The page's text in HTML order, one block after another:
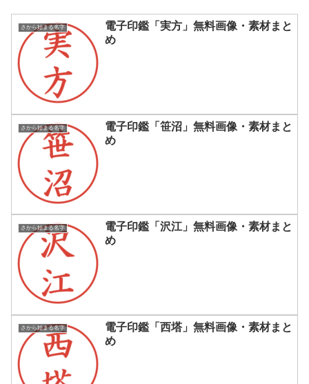
さから始まる名字
電子印鑑「実方」無料画像・素材まと
め
さから始まる名字
電子印鑑「笹沼」無料画像・素材まと
め
さから始まる名字
電子印鑑「沢江」無料画像・素材まと
め
さから始まる名字
電子印鑑「西塔」無料画像・素材まと
め